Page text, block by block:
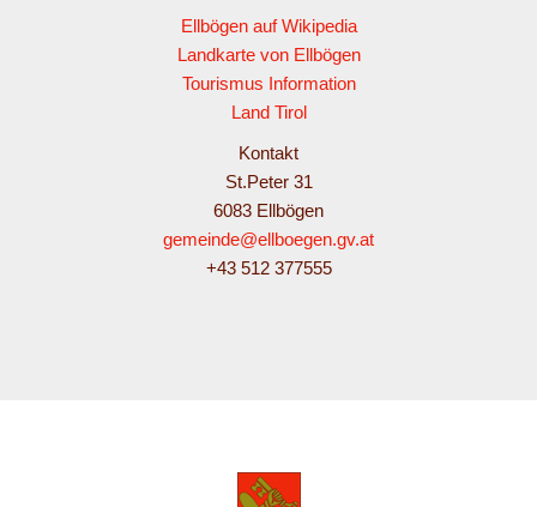
Ellbögen auf Wikipedia
Landkarte von Ellbögen
Tourismus Information
Land Tirol
Kontakt
St.Peter 31
6083 Ellbögen
gemeinde@ellboegen.gv.at
+43 512 377555